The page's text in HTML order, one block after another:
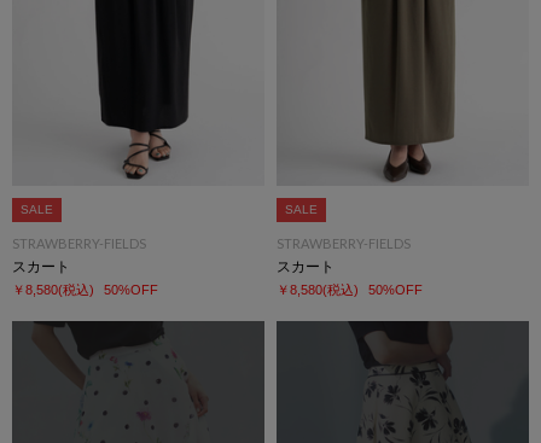
SALE
STRAWBERRY-FIELDS
スカート
￥8,580(税込) 50%OFF
SALE
STRAWBERRY-FIELDS
スカート
￥8,580(税込) 50%OFF